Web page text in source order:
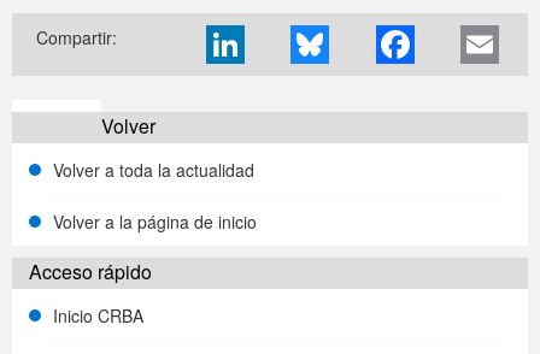
Compartir:
Imprimir Volver
Volver a toda la actualidad
Volver a la página de inicio
Acceso rápido
Inicio CRBA